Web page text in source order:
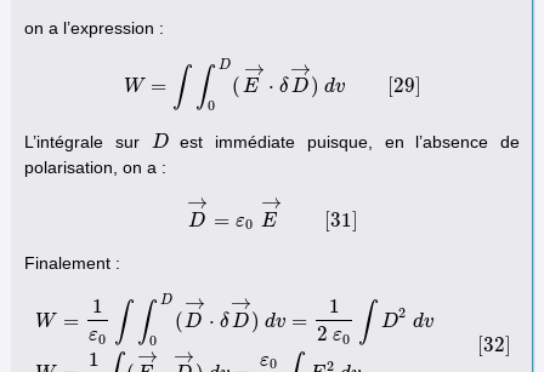
on a l’expression :
W = ∫ ∫ D
0
( E
→
⋅ δD
→
) dv 29
W ∫∫ ( E→ ⋅δD→ ) dv[29
L’intégrale sur D
D est immédiate puisque, en l’absence de
polarisation, on a :
D
→
= ε0 E
→
[31]
D→=ε 0 E ]
Finalement :
W =
1
ε0 ∫ ∫ D
0
(D
→
⋅ δD
→
) dv =
1
2 ε0 ∫ D2 dv
1
→ → ε0 2
[32]
∫0D(D →⋅δ vW= 12 ε02